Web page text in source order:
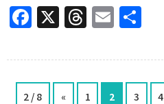
Facebook
X Threads
Email
2 / 8 « 1 2 3 4